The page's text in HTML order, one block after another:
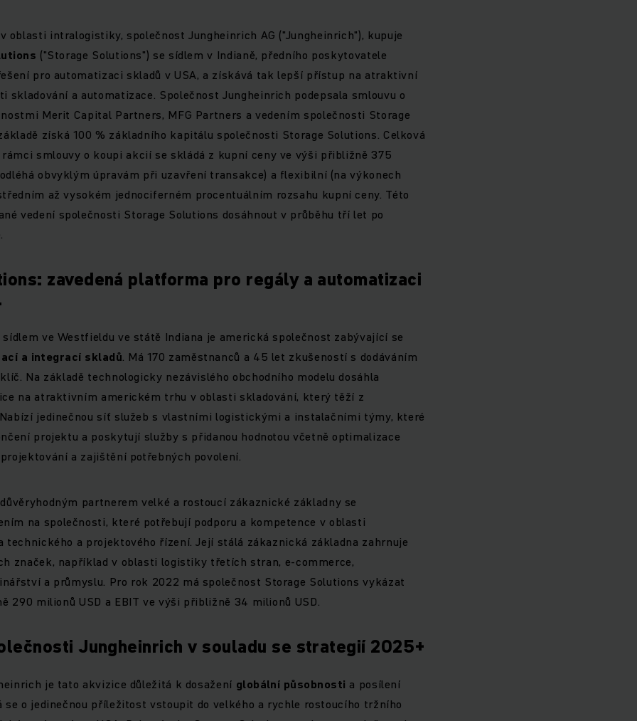
oblasti intralogistiky, společnost Jungheinrich AG ("Jungheinrich"), kupuje
("Storage Solutions") se sídlem v Indianě, předního poskytovatele
pro automatizaci skladů v USA, a získává tak lepší přístup na atraktivní
skladování a automatizace. Společnost Jungheinrich podepsala smlouvu o
Merit Capital Partners, MFG Partners a vedením společnosti Storage
získá 100 % základního kapitálu společnosti Storage Solutions. Celková
rámci smlouvy o koupi akcií se skládá z kupní ceny ve výši přibližně 375
obvyklým úpravám při uzavření transakce) a flexibilní (na výkonech
až vysokém jednociferném procentuálním rozsahu kupní ceny. Této
vedení společnosti Storage Solutions dosáhnout v průběhu tří let po
zavedená platforma pro regály a automatizaci
ve Westfieldu ve státě Indiana je americká společnost zabývající se
a integrací skladů. Má 170 zaměstnanců a 45 let zkušeností s dodáváním
Na základě technologicky nezávislého obchodního modelu dosáhla
na atraktivním americkém trhu v oblasti skladování, který těží z
jedinečnou síť služeb s vlastními logistickými a instalačními týmy, které
projektu a poskytují služby s přidanou hodnotou včetně optimalizace
a zajištění potřebných povolení.
partnerem velké a rostoucí zákaznické základny se
na společnosti, které potřebují podporu a kompetence v oblasti
technického a projektového řízení. Její stálá zákaznická základna zahrnuje
značek, například v oblasti logistiky třetích stran, e-commerce,
a průmyslu. Pro rok 2022 má společnost Storage Solutions vykázat
290 milionů USD a EBIT ve výši přibližně 34 milionů USD.
Jungheinrich v souladu se strategií 2025+
je tato akvizice důležitá k dosažení globální působnosti a posílení
se o jedinečnou příležitost vstoupit do velkého a rychle rostoucího tržního